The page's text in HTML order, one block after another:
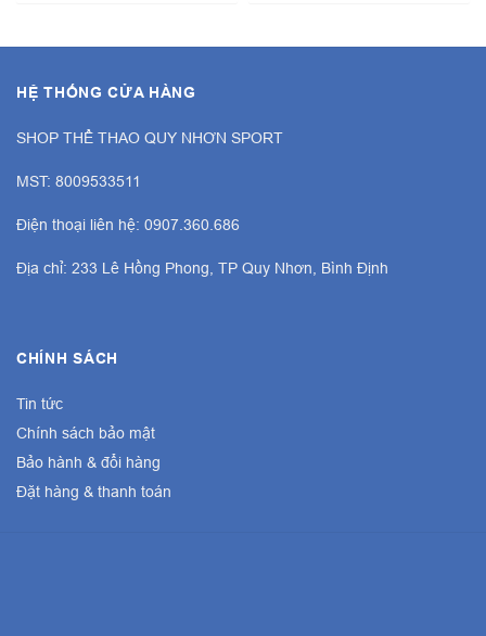
HỆ THỐNG CỬA HÀNG
SHOP THỂ THAO QUY NHƠN SPORT
MST: 8009533511
Điện thoại liên hệ: 0907.360.686
Địa chỉ: 233 Lê Hồng Phong, TP Quy Nhơn, Bình Định
CHÍNH SÁCH
Tin tức
Chính sách bảo mật
Bảo hành & đổi hàng
Đặt hàng & thanh toán